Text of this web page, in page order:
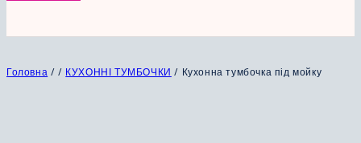
Головна / / КУХОННІ ТУМБОЧКИ / Кухонна тумбочка під мойку